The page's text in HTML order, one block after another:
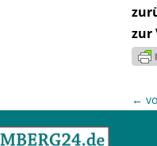
zur
←